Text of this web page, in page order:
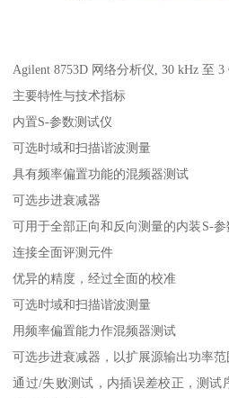
Agilent 8753D 网络分析仪, 30 kHz 至 3
主要特性与技术指标
内置S-参数测试仪
可选时域和扫描谐波测量
具有频率偏置功能的混频器测试
可选步进衰减器
可用于全部正向和反向测量的内装S-
连接全面评测元件
优异的精度，经过全面的校准
可选时域和扫描谐波测量
用频率偏置能力作混频器测试
可选步进衰减器，以扩展源输出功率范
通过/失败测试，内插误差校正，测试